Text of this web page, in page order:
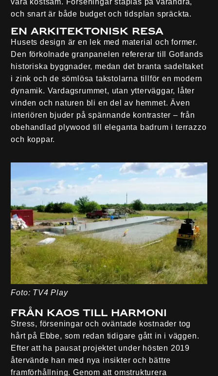
och snart är både budget och tidsplan spräckta.
En arkitektonisk resa
Husets design är en lek med material och former.
Den förkolnade granpanelen refererar till Gotlands
historiska byggnader, medan det branta sadeltaket
i zink och de sömlösa takstolarna tillför en modern
dynamik. Vardagsrummet, utan ytterväggar, låter
vinden och naturen bli en del av hemmet. Även
interiören bjuder på spännande kontraster – från
obehandlad plywood till eleganta badrum i terrazzo
och koppar.
Foto: TV4 Play
Från kaos till harmoni
Stress, förseningar och oväntade kostnader tog
hårt på Ebbe, som redan tidigare gått in i väggen.
Efter att ha pausat projektet under hösten 2019
återvände han med nya insikter och bättre
framförhållning. Genom att omstrukturera